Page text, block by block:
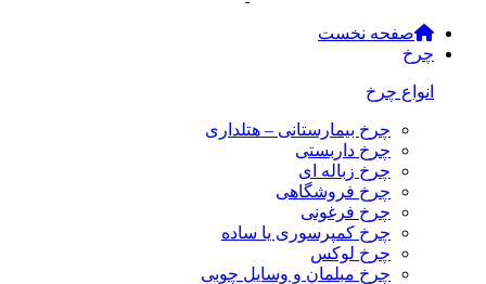
صفحه نخست
چرخ
انواع چرخ
چرخ بیمارستانی – هتلداری
چرخ داربستی
چرخ زباله ای
چرخ فروشگاهی
چرخ فرغونی
چرخ کمپرسوری یا ساده
چرخ لوکس
چرخ مبلمان و وسایل چوبی